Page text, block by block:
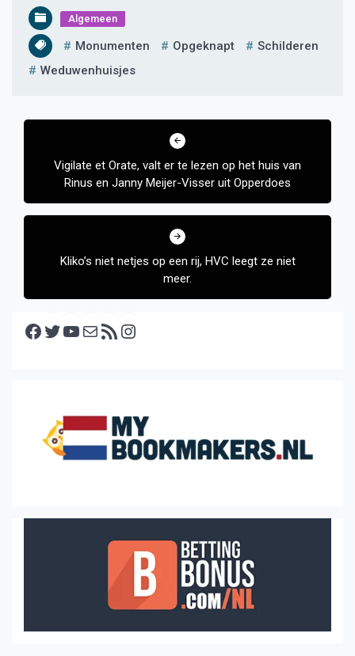
Algemeen
Monumenten Opgeknapt
Schilderen
Weduwenhuisjes
Bericht
Vigilate et Orate, valt er te lezen op het huis van
Rinus en Janny Meijer-Visser uit Opperdoes
Kliko’s niet netjes op een rij, HVC leegt ze niet
meer.
Facebook Twitter YouTube E-mail RSS feed